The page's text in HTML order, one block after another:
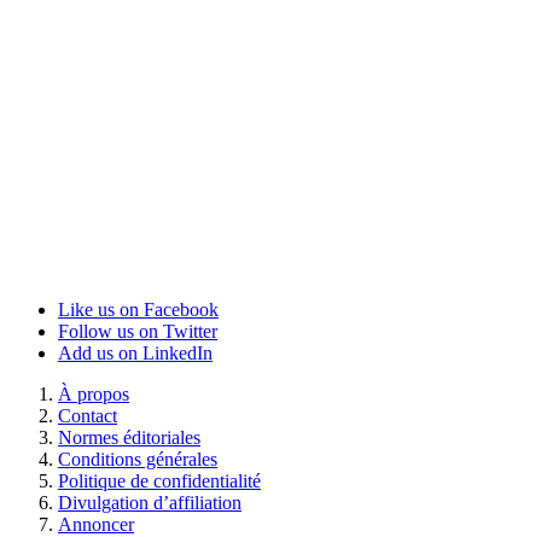
Like us on Facebook
Follow us on Twitter
Add us on LinkedIn
À propos
Contact
Normes éditoriales
Conditions générales
Politique de confidentialité
Divulgation d’affiliation
Annoncer